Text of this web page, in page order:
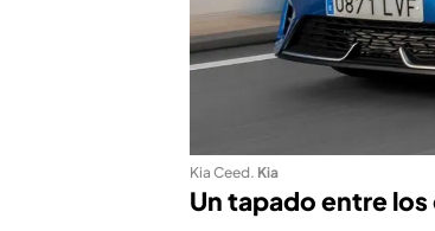
Kia Ceed. Kia
Un tapado entre